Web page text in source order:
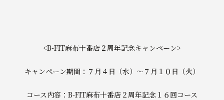
<B-FIT麻布十番店２周年記念キャンペーン>
キャンペーン期間：７月４日（水）〜７月１０日（火）
コース内容：B-FIT麻布十番店２周年記念１６回コース